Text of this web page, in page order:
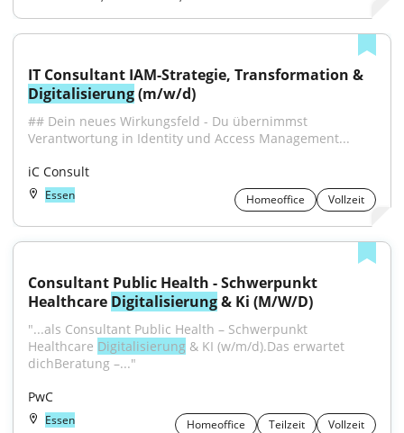
Digitalisierung (m/w/d)
## Dein neues Wirkungsfeld - Du übernimmst
Verantwortung in Identity und Access Management...
iC Consult
Essen Homeoffice Vollzeit
Consultant Public Health - Schwerpunkt
Healthcare Digitalisierung & Ki (M/W/D)
"...als Consultant Public Health – Schwerpunkt
Healthcare Digitalisierung & KI (w/m/d).Das erwartet
dichBeratung –..."
PwC
Essen Homeoffice Teilzeit Vollzeit